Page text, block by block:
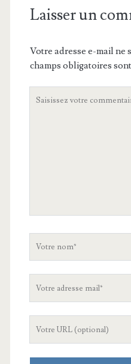
Laisser un
Votre adresse e-mail ne
champs obligatoires